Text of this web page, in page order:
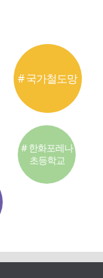
# 국가철도망
# 한화포레나
초등학교